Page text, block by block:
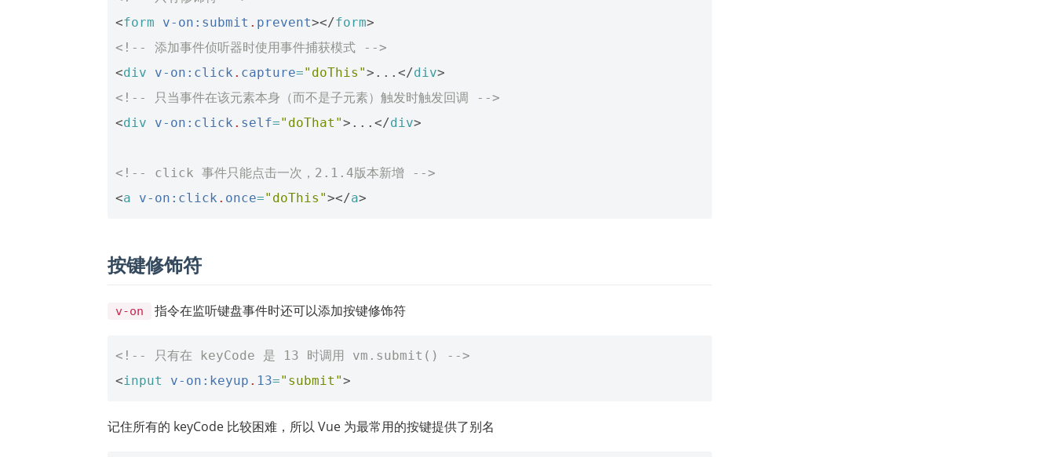
<form v-on:submit . prevent></form>
<!-- 添加事件侦听器时使用事件捕获模式 -->
<div v-on:click . capture="doThis"> ... </div>
<!-- 只当事件在该元素本身（而不是子元素）触发时触发回调 -->
<div v-on:click . self="doThat"> ... </div>
<!-- click 事件只能点击一次，2.1.4版本新增 -->
<a v-on:click . once="doThis"></a>
按键修饰符
v-on 指令在监听键盘事件时还可以添加按键修饰符
<!-- 只有在 keyCode 是 13 时调用 vm.submit() -->
<input v-on:keyup . 13="submit">
记住所有的 keyCode 比较困难，所以 Vue 为最常用的按键提供了别名